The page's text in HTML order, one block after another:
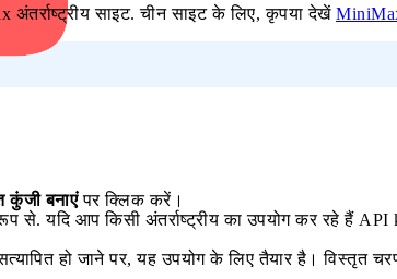
साइट. चीन साइट के लिए, कृपया देखें
कुंजी बनाएंपर क्लिक करें।
से. यदि आप किसी अंतर्राष्ट्रीय का उपयोग कर रहे हैं
हो जाने पर, यह उपयोग के लिए तैयार है। विस्तृत